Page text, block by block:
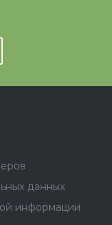
данных
информации